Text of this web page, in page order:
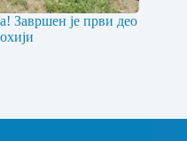
Завршен је први део